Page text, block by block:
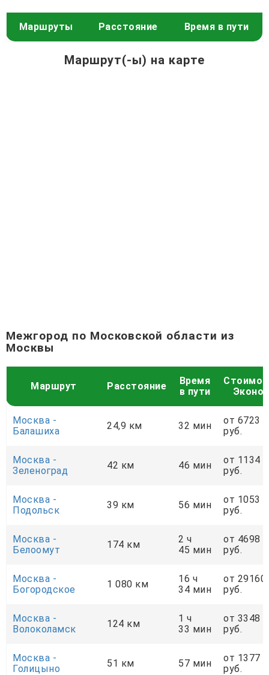
Маршруты Расстояние Время в пути
Маршрут(-ы) на карте
Межгород по Московской области из
Москвы
Маршрут Расстояние
Время
в пути
Москва -
Балашиха
24,9 км 32 мин
от 6723
руб.
Москва -
Зеленоград
42 км 46 мин
от 1134
руб.
Москва -
Подольск
39 км 56 мин
от 1053
руб.
Москва -
Белоомут
174 км
2 ч
45 мин
от 4698
руб.
Москва -
Богородское
1 080 км
16 ч
34 мин
от 29160
руб.
Москва -
Волоколамск
124 км
1 ч
33 мин
от 3348
руб.
Москва -
Голицыно
51 км 57 мин
от 1377
руб.